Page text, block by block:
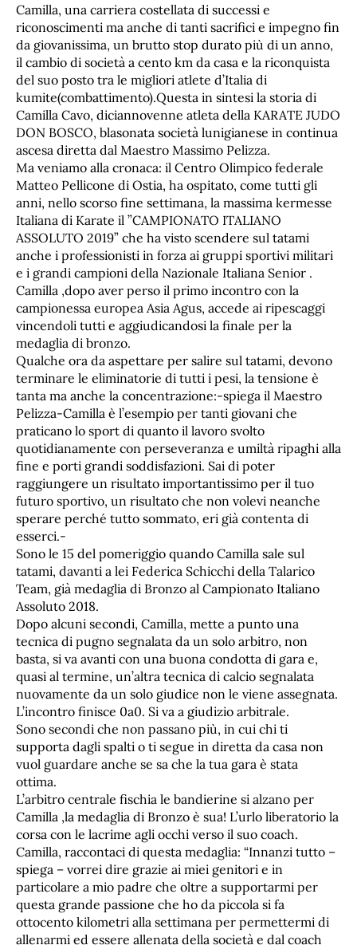
Camilla, una carriera costellata di successi e
riconoscimenti ma anche di tanti sacrifici e impegno fin
da giovanissima, un brutto stop durato più di un anno,
il cambio di società a cento km da casa e la riconquista
del suo posto tra le migliori atlete d’Italia di
kumite(combattimento).Questa in sintesi la storia di
Camilla Cavo, diciannovenne atleta della KARATE JUDO
DON BOSCO, blasonata società lunigianese in continua
ascesa diretta dal Maestro Massimo Pelizza.
Ma veniamo alla cronaca: il Centro Olimpico federale
Matteo Pellicone di Ostia, ha ospitato, come tutti gli
anni, nello scorso fine settimana, la massima kermesse
Italiana di Karate il ”CAMPIONATO ITALIANO
ASSOLUTO 2019” che ha visto scendere sul tatami
anche i professionisti in forza ai gruppi sportivi militari
e i grandi campioni della Nazionale Italiana Senior .
Camilla ,dopo aver perso il primo incontro con la
campionessa europea Asia Agus, accede ai ripescaggi
vincendoli tutti e aggiudicandosi la finale per la
medaglia di bronzo.
Qualche ora da aspettare per salire sul tatami, devono
terminare le eliminatorie di tutti i pesi, la tensione è
tanta ma anche la concentrazione:-spiega il Maestro
Pelizza-Camilla è l’esempio per tanti giovani che
praticano lo sport di quanto il lavoro svolto
quotidianamente con perseveranza e umiltà ripaghi alla
fine e porti grandi soddisfazioni. Sai di poter
raggiungere un risultato importantissimo per il tuo
futuro sportivo, un risultato che non volevi neanche
sperare perché tutto sommato, eri già contenta di
esserci.-
Sono le 15 del pomeriggio quando Camilla sale sul
tatami, davanti a lei Federica Schicchi della Talarico
Team, già medaglia di Bronzo al Campionato Italiano
Assoluto 2018.
Dopo alcuni secondi, Camilla, mette a punto una
tecnica di pugno segnalata da un solo arbitro, non
basta, si va avanti con una buona condotta di gara e,
quasi al termine, un’altra tecnica di calcio segnalata
nuovamente da un solo giudice non le viene assegnata.
L’incontro finisce 0a0. Si va a giudizio arbitrale.
Sono secondi che non passano più, in cui chi ti
supporta dagli spalti o ti segue in diretta da casa non
vuol guardare anche se sa che la tua gara è stata
ottima.
L’arbitro centrale fischia le bandierine si alzano per
Camilla ,la medaglia di Bronzo è sua! L’urlo liberatorio la
corsa con le lacrime agli occhi verso il suo coach.
Camilla, raccontaci di questa medaglia: “Innanzi tutto –
spiega – vorrei dire grazie ai miei genitori e in
particolare a mio padre che oltre a supportarmi per
questa grande passione che ho da piccola si fa
ottocento kilometri alla settimana per permettermi di
allenarmi ed essere allenata della società e dal coach